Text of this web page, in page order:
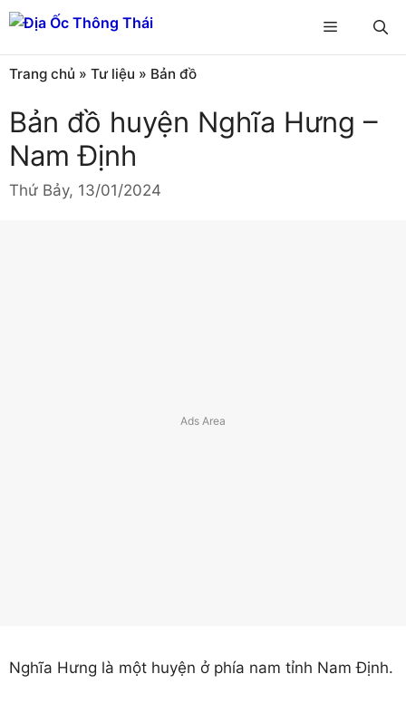
Chuyển
đến
nội
dung
Menu
Trang chủ » Tư liệu » Bản đồ
Bản đồ huyện Nghĩa Hưng –
Nam Định
Thứ Bảy, 13/01/2024
Nghĩa Hưng là một huyện ở phía nam tỉnh Nam Định.